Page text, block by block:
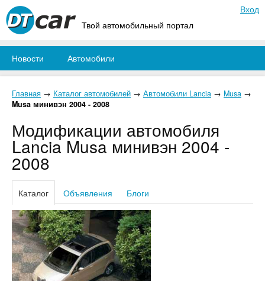
Твой автомобильный портал
Вход
Новости Автомобили
Главная → Каталог автомобилей → Автомобили Lancia → Musa →
Musa минивэн 2004 - 2008
Модификации автомобиля
Lancia Musa минивэн 2004 -
2008
Каталог Объявления Блоги